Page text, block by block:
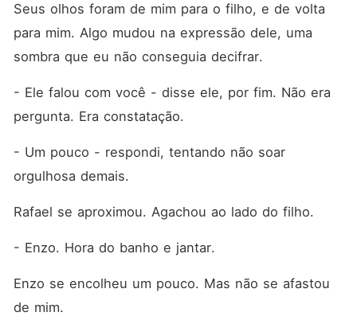
Seus olhos foram de mim para o filho, e de volta
para mim. Algo mudou na expressão dele, uma
sombra que eu não conseguia decifrar.
- Ele falou com você - disse ele, por fim. Não era
pergunta. Era constatação.
- Um pouco - respondi, tentando não soar
orgulhosa demais.
Rafael se aproximou. Agachou ao lado do filho.
- Enzo. Hora do banho e jantar.
Enzo se encolheu um pouco. Mas não se afastou
de mim.